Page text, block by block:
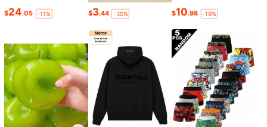
$24.05 -11% $3.44 -30% $10.98 -19%